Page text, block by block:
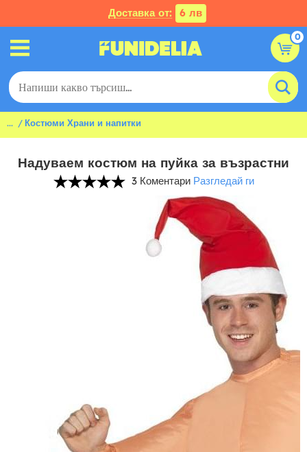
Доставка от: 6 лв
0
... Костюми Храни и напитки
Надуваем костюм на пуйка за възрастни
3 Коментари Разгледай ги